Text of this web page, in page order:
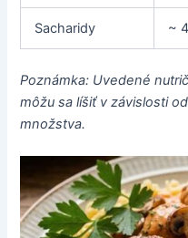
Sacharidy ~
Poznámka: Uvedené
môžu sa líšiť v závislosti
množstva.